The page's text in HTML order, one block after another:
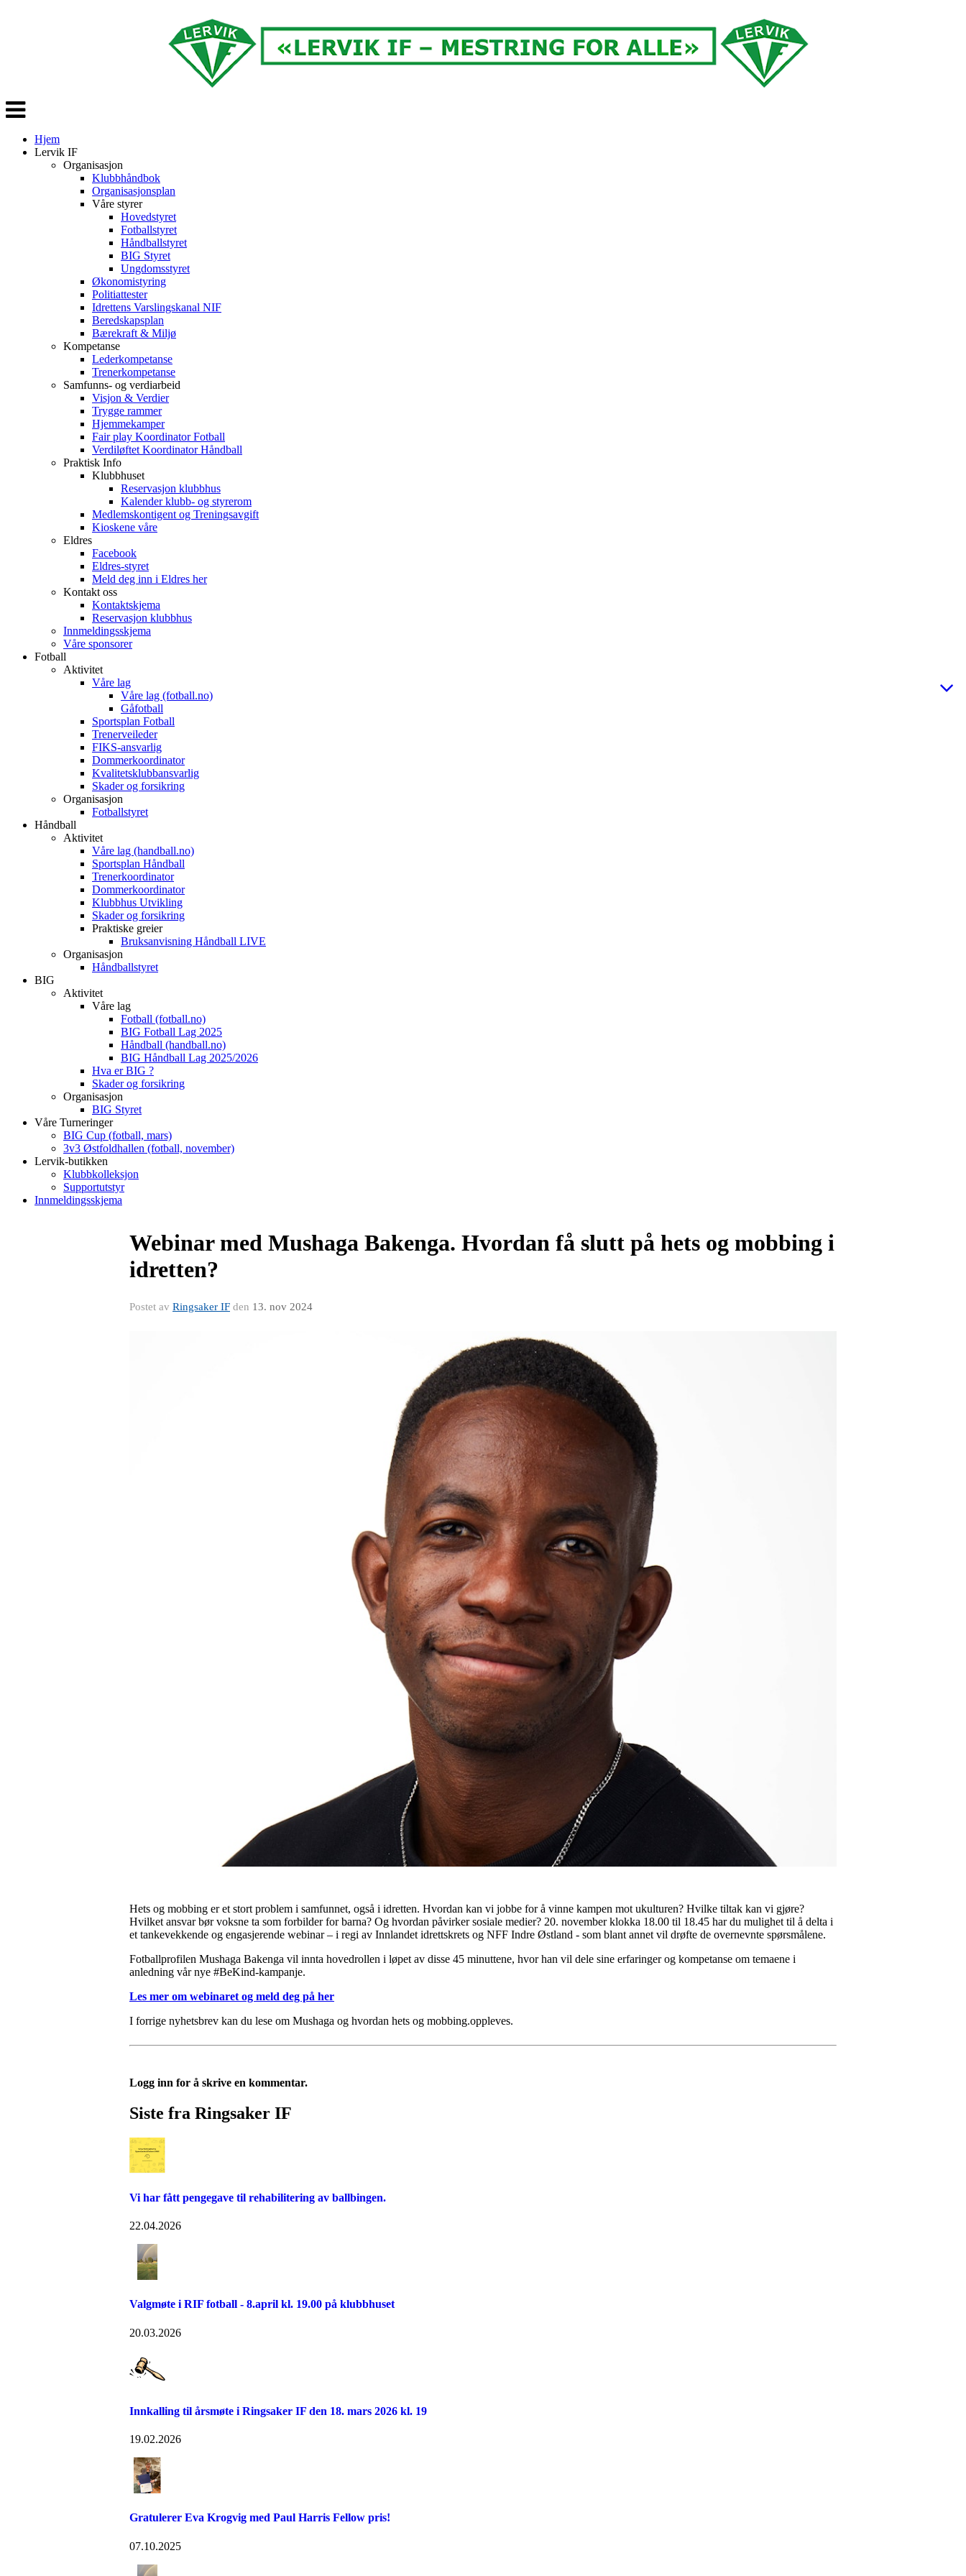
Veksle
navigasjon
Hjem
Lervik IF
Organisasjon
Klubbhåndbok
Organisasjonsplan
Våre styrer
Hovedstyret
Fotballstyret
Håndballstyret
BIG Styret
Ungdomsstyret
Økonomistyring
Politiattester
Idrettens Varslingskanal NIF
Beredskapsplan
Bærekraft & Miljø
Kompetanse
Lederkompetanse
Trenerkompetanse
Samfunns- og verdiarbeid
Visjon & Verdier
Trygge rammer
Hjemmekamper
Fair play Koordinator Fotball
Verdiløftet Koordinator Håndball
Praktisk Info
Klubbhuset
Reservasjon klubbhus
Kalender klubb- og styrerom
Medlemskontigent og Treningsavgift
Kioskene våre
Eldres
Facebook
Eldres-styret
Meld deg inn i Eldres her
Kontakt oss
Kontaktskjema
Reservasjon klubbhus
Innmeldingsskjema
Våre sponsorer
Fotball
Aktivitet
Våre lag
Våre lag (fotball.no)
Gåfotball
Sportsplan Fotball
Trenerveileder
FIKS-ansvarlig
Dommerkoordinator
Kvalitetsklubbansvarlig
Skader og forsikring
Organisasjon
Fotballstyret
Håndball
Aktivitet
Våre lag (handball.no)
Sportsplan Håndball
Trenerkoordinator
Dommerkoordinator
Klubbhus Utvikling
Skader og forsikring
Praktiske greier
Bruksanvisning Håndball LIVE
Organisasjon
Håndballstyret
BIG
Aktivitet
Våre lag
Fotball (fotball.no)
BIG Fotball Lag 2025
Håndball (handball.no)
BIG Håndball Lag 2025/2026
Hva er BIG ?
Skader og forsikring
Organisasjon
BIG Styret
Våre Turneringer
BIG Cup (fotball, mars)
3v3 Østfoldhallen (fotball, november)
Lervik-butikken
Klubbkolleksjon
Supportutstyr
Innmeldingsskjema
Webinar med Mushaga Bakenga. Hvordan få slutt på hets og mobbing i
idretten?
Postet av Ringsaker IF den 13. nov 2024
Hets og mobbing er et stort problem i samfunnet, også i idretten. Hvordan kan vi jobbe for å vinne kampen mot ukulturen? Hvilke tiltak kan vi gjøre?
Hvilket ansvar bør voksne ta som forbilder for barna? Og hvordan påvirker sosiale medier? 20. november klokka 18.00 til 18.45 har du mulighet til å delta i
et tankevekkende og engasjerende webinar – i regi av Innlandet idrettskrets og NFF Indre Østland - som blant annet vil drøfte de overnevnte spørsmålene.
Fotballprofilen Mushaga Bakenga vil innta hovedrollen i løpet av disse 45 minuttene, hvor han vil dele sine erfaringer og kompetanse om temaene i
anledning vår nye #BeKind-kampanje.
Les mer om webinaret og meld deg på her
I forrige nyhetsbrev kan du lese om Mushaga og hvordan hets og mobbing.oppleves.
Logg inn for å skrive en kommentar.
Siste fra Ringsaker IF
Vi har fått pengegave til rehabilitering av ballbingen.
22.04.2026
Valgmøte i RIF fotball - 8.april kl. 19.00 på klubbhuset
20.03.2026
Innkalling til årsmøte i Ringsaker IF den 18. mars 2026 kl. 19
19.02.2026
Gratulerer Eva Krogvig med Paul Harris Fellow pris!
07.10.2025